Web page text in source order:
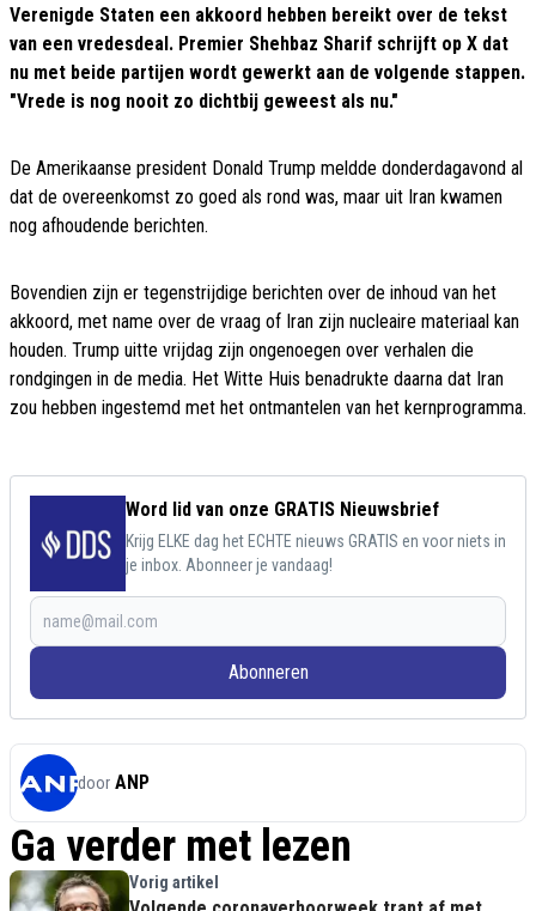
Verenigde Staten een akkoord hebben bereikt over de tekst
van een vredesdeal. Premier Shehbaz Sharif schrijft op X dat
nu met beide partijen wordt gewerkt aan de volgende stappen.
"Vrede is nog nooit zo dichtbij geweest als nu."
De Amerikaanse president Donald Trump meldde donderdagavond al
dat de overeenkomst zo goed als rond was, maar uit Iran kwamen
nog afhoudende berichten.
Bovendien zijn er tegenstrijdige berichten over de inhoud van het
akkoord, met name over de vraag of Iran zijn nucleaire materiaal kan
houden. Trump uitte vrijdag zijn ongenoegen over verhalen die
rondgingen in de media. Het Witte Huis benadrukte daarna dat Iran
zou hebben ingestemd met het ontmantelen van het kernprogramma.
Word lid van onze GRATIS Nieuwsbrief
Krijg ELKE dag het ECHTE nieuws GRATIS en voor niets in
je inbox. Abonneer je vandaag!
Abonneren
door ANP
Ga verder met lezen
Vorig artikel